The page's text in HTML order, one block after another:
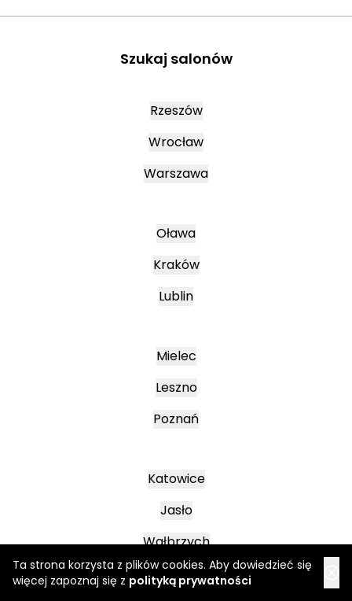
Ta strona korzysta z plików cookies. Aby dowiedzieć się
więcej zapoznaj się z polityką prywatności
Szukaj salonów
Rzeszów
Wrocław
Warszawa
Oława
Kraków
Lublin
Mielec
Leszno
Poznań
Katowice
Jasło
Wałbrzych